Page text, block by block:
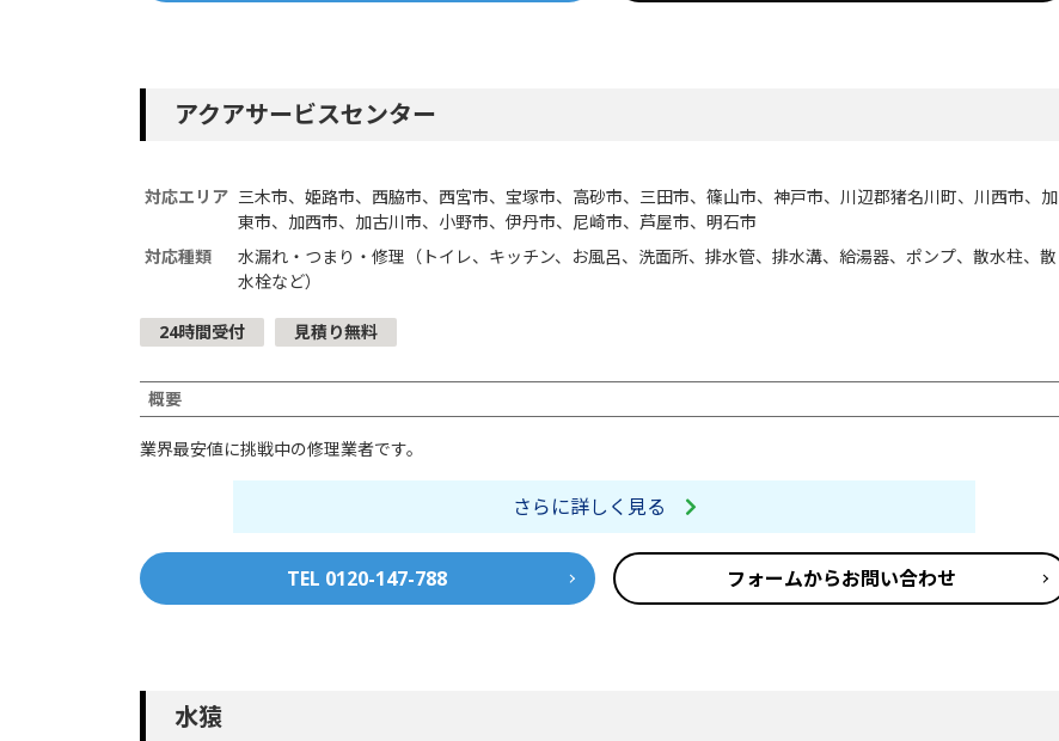
アクアサービスセンター
対応エリア 三木市、姫路市、西脇市、西宮市、宝塚市、高砂市、三田市、篠山市、神戸市、川辺郡猪名川町、川西市、加
東市、加西市、加古川市、小野市、伊丹市、尼崎市、芦屋市、明石市
対応種類
水漏れ・つまり・修理（トイレ、キッチン、お風呂、洗面所、排水管、排水溝、給湯器、ポンプ、散水柱、散
水栓など）
24時間受付 見積り無料
概要
業界最安値に挑戦中の修理業者です。
さらに詳しく見る
TEL 0120-147-788 フォームからお問い合わせ
水猿